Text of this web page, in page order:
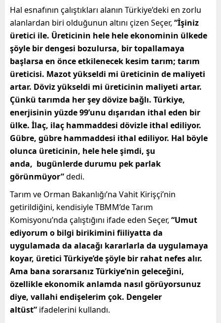
Hal esnafının çalıştıkları alanın Türkiye’deki en zorlu
alanlardan biri olduğunun altını çizen Seçer, “İşiniz
üretici ile. Üreticinin hele hele ekonominin ülkede
şöyle bir dengesi bozulursa, bir topallamaya
başlarsa en önce etkilenecek kesim tarım; tarım
üreticisi. Mazot yükseldi mi üreticinin de maliyeti
artar. Döviz yükseldi mi üreticinin maliyeti artar.
Çünkü tarımda her şey dövize bağlı. Türkiye,
enerjisinin yüzde 99’unu dışarıdan ithal eden bir
ülke. İlaç, ilaç hammaddesi dövizle ithal ediliyor.
Gübre, gübre hammaddesi ithal ediliyor. Hal böyle
olunca üreticinin, hele hele şimdi, şu
anda, bugünlerde durumu pek parlak
görünmüyor”dedi.
Tarım ve Orman Bakanlığı’na Vahit Kirişçi’nin
getirildiğini, kendisiyle TBMM’de Tarım
Komisyonu’nda çalıştığını ifade eden Seçer, “Umut
ediyorum o bilgi birikimini fiiliyatta da
uygulamada da alacağı kararlarla da uygulamaya
koyar, üretici Türkiye’de şöyle bir rahat nefes alır.
Ama bana sorarsanız Türkiye’nin geleceğini,
özellikle ekonomik anlamda nasıl görüyorsunuz
diye, vallahi endişelerim çok. Dengeler
altüst” ifadelerini kullandı.